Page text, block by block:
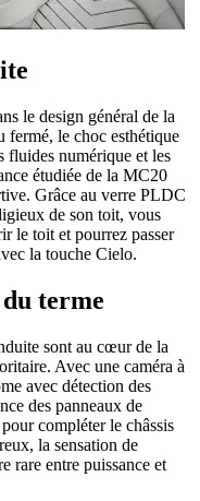
le design général de la
le choc esthétique
fluides numérique et les
étudiée de la MC20
Grâce au verre PLDC
de son toit, vous
le toit et pourrez passer
la touche Cielo.
du terme
sont au cœur de la
Avec une caméra à
avec détection des
des panneaux de
compléter le châssis
la sensation de
rare entre puissance et